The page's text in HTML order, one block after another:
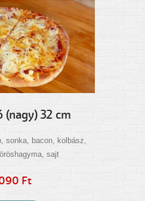
(nagy) 32 cm
sonka, bacon, kolbász,
sajt
Ft